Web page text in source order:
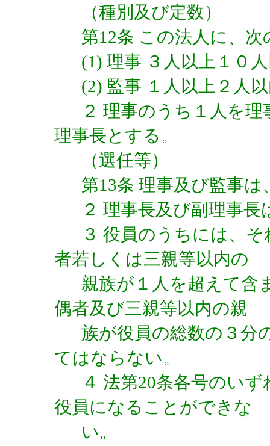
（種別及び定数）
第12条 この法人に、
(1) 理事 ３人以上１０
(2) 監事 １人以上２人
２ 理事のうち１人を
理事長とする。
（選任等）
第13条 理事及び監事
２ 理事長及び副理事
３ 役員のうちには、
者若しくは三親等以内の
親族が１人を超えて含
偶者及び三親等以内の親
族が役員の総数の３分
てはならない。
４ 法第20条各号のい
役員になることができな
い。